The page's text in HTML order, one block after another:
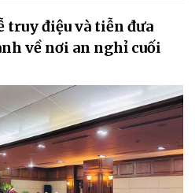
truy điệu và tiễn đưa
về nơi an nghỉ cuối